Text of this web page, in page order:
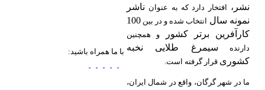
نشر،افتخار دارد که به عنوانناشر
نمونه سالانتخاب شده و در بین 100
کارآفرین برتر کشور
و همچنین
دارندهسیمرغ طلایی نخبه
کشوریقرار گرفته است.
ما در شهر گرگان، واقع در شمال ایران،
با ما همراه باشید: